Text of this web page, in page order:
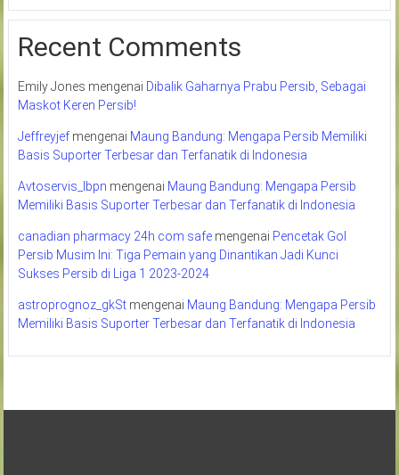
Recent Comments
Emily Jones mengenai Dibalik Gaharnya Prabu Persib, Sebagai
Maskot Keren Persib!
Jeffreyjefmengenai Maung Bandung: Mengapa Persib Memiliki
Basis Suporter Terbesar dan Terfanatik di Indonesia
Avtoservis_lbpn mengenai Maung Bandung: Mengapa Persib
Memiliki Basis Suporter Terbesar dan Terfanatik di Indonesia
canadian pharmacy 24h com safemengenai Pencetak Gol
Persib Musim Ini: Tiga Pemain yang Dinantikan Jadi Kunci
Sukses Persib di Liga 1 2023-2024
astroprognoz_gkStmengenai Maung Bandung: Mengapa Persib
Memiliki Basis Suporter Terbesar dan Terfanatik di Indonesia